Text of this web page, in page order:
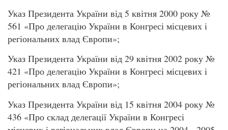
Указ Президента України від 5 квітня 2000 року №
561 «Про делегацію України в Конгресі місцевих і
регіональних влад Європи»;
Указ Президента України від 29 квітня 2002 року №
421 «Про делегацію України в Конгресі місцевих і
регіональних влад Європи»;
Указ Президента України від 15 квітня 2004 року №
436 «Про склад делегації України в Конгресі